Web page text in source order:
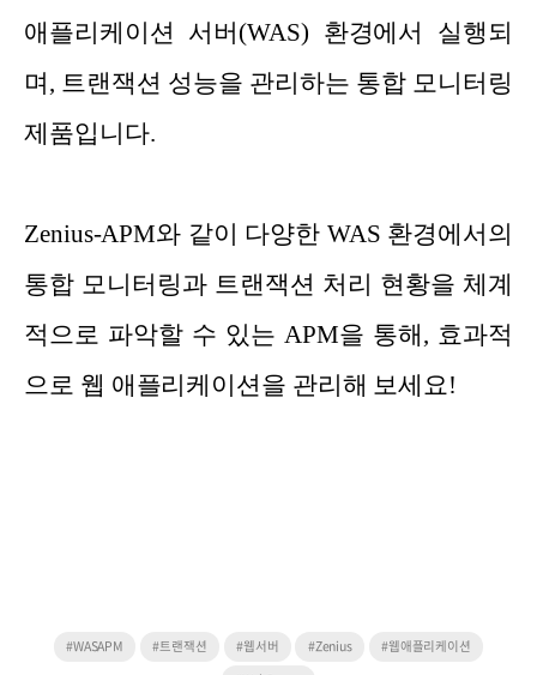
애플리케이션 서버(WAS) 환경에서 실행되
며, 트랜잭션 성능을 관리하는 통합 모니터링
제품입니다.
Zenius-APM와 같이 다양한 WAS 환경에서의
통합 모니터링과 트랜잭션 처리 현황을 체계
적으로 파악할 수 있는 APM을 통해, 효과적
으로 웹 애플리케이션을 관리해 보세요!
#WASAPM #트랜잭션 #웹서버 #Zenius
#웹애플리케이션